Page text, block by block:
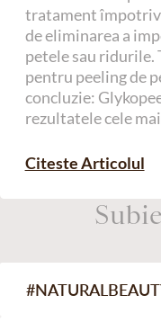
tratament
de eliminarea a
petele sau ridurile.
pentru peeling de
concluzie:
rezultatele cele
Citeste Articolul